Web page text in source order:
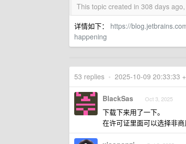
This topic created in 308 days
详情如下： https://
happening
53 replies • 2025-10-09 20:33:33
BlackSas Oct 3, 2025
下载下来用了一下。
在许可证里面可以选择非商